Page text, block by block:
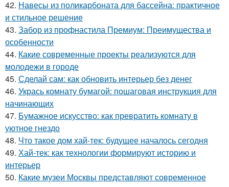
42. Навесы из поликарбоната для бассейна: практичное
и стильное решение
43. Забор из профнастила Премиум: Преимущества и
особенности
44. Какие современные проекты реализуются для
молодежи в городе
45. Сделай сам: как обновить интерьер без денег
46. Укрась комнату бумагой: пошаговая инструкция для
начинающих
47. Бумажное искусство: как превратить комнату в
уютное гнездо
48. Что такое дом хай-тек: будущее началось сегодня
49. Хай-тек: как технологии формируют историю и
интерьер
50. Какие музеи Москвы представляют современное